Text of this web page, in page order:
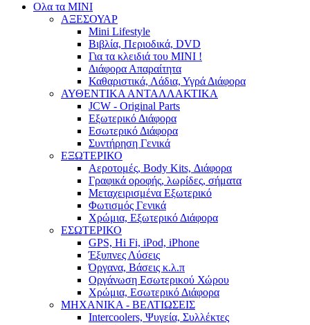
Ολα τα ΜΙΝΙ
ΑΞΕΣΟΥΑΡ
Mini Lifestyle
Βιβλία, Περιοδικά, DVD
Για τα κλειδιά του MINI !
Διάφορα Απαραίτητα
Καθαριστικά, Λάδια, Υγρά Διάφορα
ΑΥΘΕΝΤΙΚΑ ΑΝΤΑΛΛΑΚΤΙΚΑ
JCW - Original Parts
Εξωτερικό Διάφορα
Εσωτερικό Διάφορα
Συντήρηση Γενικά
ΕΞΩΤΕΡΙΚΟ
Αεροτομές, Body Kits, Διάφορα
Γραφικά οροφής, λωρίδες, σήματα
Μεταχειρισμένα Εξωτερικό
Φωτισμός Γενικά
Χρώμια, Εξωτερικό Διάφορα
ΕΣΩΤΕΡΙΚΟ
GPS, Hi Fi, iPod, iPhone
Έξυπνες Λύσεις
Όργανα, Βάσεις κ.λ.π
Οργάνωση Εσωτερικού Χώρου
Χρώμια, Εσωτερικό Διάφορα
ΜΗΧΑΝΙΚΑ - ΒΕΛΤΙΩΣΕΙΣ
Intercoolers, Ψυγεία, Συλλέκτες